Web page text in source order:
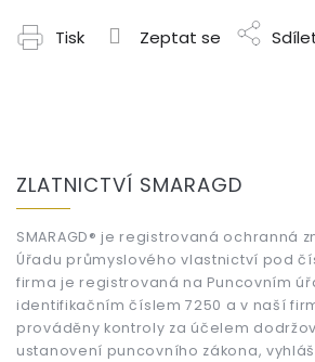
Tisk Zeptat se
ZLATNICTVÍ SMARAGD
SMARAGD® je registrovaná ochranná
Úřadu průmyslového vlastnictví pod
firma je registrovaná na Puncovním
identifikačním číslem 7250 a v naší
prováděny kontroly za účelem
ustanovení puncovního zákona,